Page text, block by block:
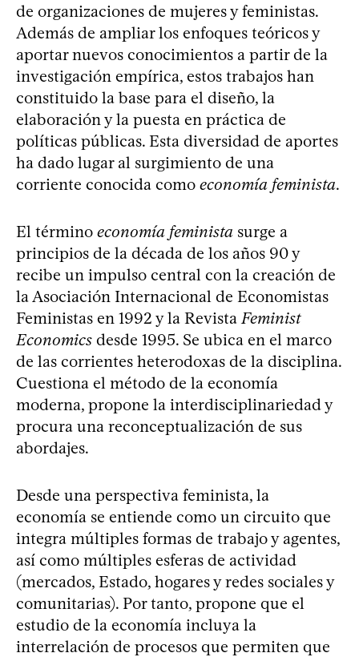
de organizaciones de mujeres y feministas.
Además de ampliar los enfoques teóricos y
aportar nuevos conocimientos a partir de la
investigación empírica, estos trabajos han
constituido la base para el diseño, la
elaboración y la puesta en práctica de
políticas públicas. Esta diversidad de aportes
ha dado lugar al surgimiento de una
corriente conocida como economía feminista.
El término economía feminista surge a
principios de la década de los años 90 y
recibe un impulso central con la creación de
la Asociación Internacional de Economistas
Feministas en 1992 y la Revista Feminist
Economics desde 1995. Se ubica en el marco
de las corrientes heterodoxas de la disciplina.
Cuestiona el método de la economía
moderna, propone la interdisciplinariedad y
procura una reconceptualización de sus
abordajes.
Desde una perspectiva feminista, la
economía se entiende como un circuito que
integra múltiples formas de trabajo y agentes,
así como múltiples esferas de actividad
(mercados, Estado, hogares y redes sociales y
comunitarias). Por tanto, propone que el
estudio de la economía incluya la
interrelación de procesos que permiten que